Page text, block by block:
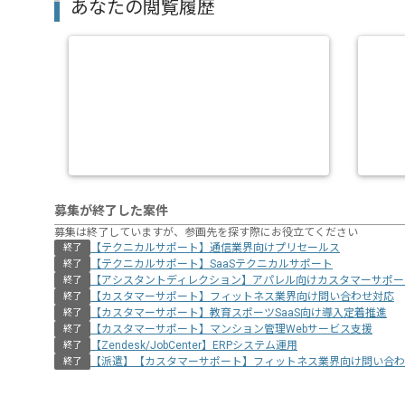
あなたの閲覧履歴
募集が終了した案件
募集は終了していますが、参画先を探す際にお役立てください
終了 【テクニカルサポート】通信業界向けプリセールス
終了 【テクニカルサポート】SaaSテクニカルサポート
終了 【アシスタントディレクション】アパレル向けカスタマーサポー
終了 【カスタマーサポート】フィットネス業界向け問い合わせ対応
終了 【カスタマーサポート】教育スポーツSaaS向け導入定着推進
終了 【カスタマーサポート】マンション管理Webサービス支援
終了 【Zendesk/JobCenter】ERPシステム運用
終了 【派遣】【カスタマーサポート】フィットネス業界向け問い合